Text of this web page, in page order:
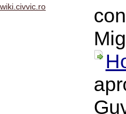
wiki.civvic.ro